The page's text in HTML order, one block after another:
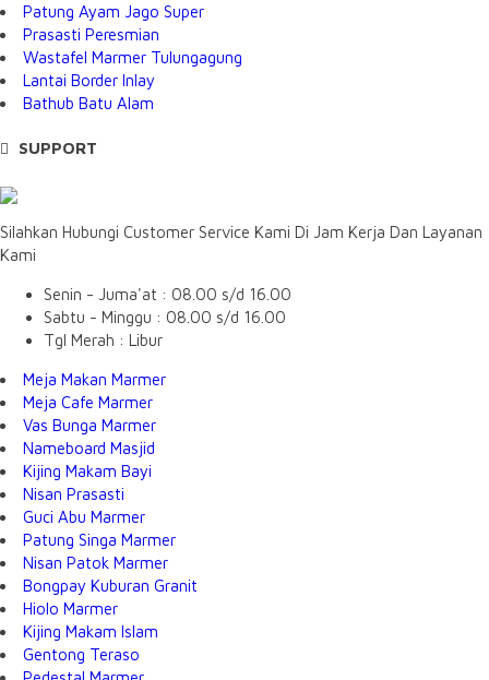
Patung Ayam Jago Super
Prasasti Peresmian
Wastafel Marmer Tulungagung
Lantai Border Inlay
Bathub Batu Alam
SUPPORT
Silahkan Hubungi Customer Service Kami Di Jam Kerja Dan Layanan
Kami
Senin - Juma'at : 08.00 s/d 16.00
Sabtu - Minggu : 08.00 s/d 16.00
Tgl Merah : Libur
Meja Makan Marmer
Meja Cafe Marmer
Vas Bunga Marmer
Nameboard Masjid
Kijing Makam Bayi
Nisan Prasasti
Guci Abu Marmer
Patung Singa Marmer
Nisan Patok Marmer
Bongpay Kuburan Granit
Hiolo Marmer
Kijing Makam Islam
Gentong Teraso